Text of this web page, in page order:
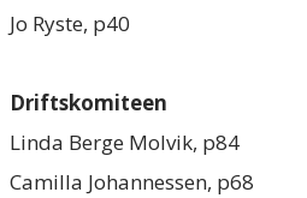
Jo Ryste, p40
Driftskomiteen
Linda Berge Molvik, p84
Camilla Johannessen, p68